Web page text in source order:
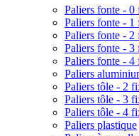
Paliers fonte - 0
Paliers fonte - 1
Paliers fonte - 2
Paliers fonte - 3
Paliers fonte - 4
Paliers
Paliers tôle - 2
Paliers tôle - 3
Paliers tôle - 4
Paliers plastique